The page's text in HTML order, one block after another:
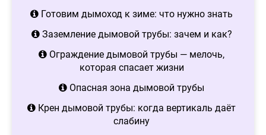
Готовим дымоход к зиме: что нужно знать
Заземление дымовой трубы: зачем и как?
Ограждение дымовой трубы — мелочь,
которая спасает жизни
Опасная зона дымовой трубы
Крен дымовой трубы: когда вертикаль даёт
слабину